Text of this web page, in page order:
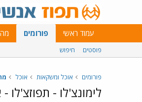
עמוד ראשי פורומים
פוסטים חיפוש
פורומים אוכל ומשקאות אוכל
לימונצ'לו - תפוזצ'לו